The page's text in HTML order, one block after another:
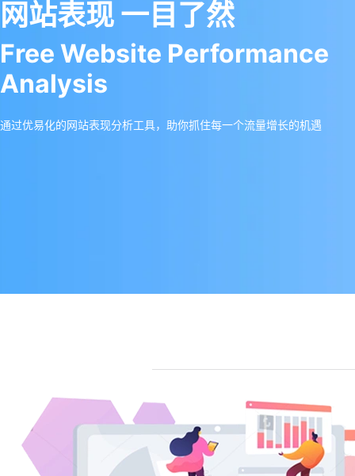
网站表现 一目了然
Free Website Performance
Analysis
通过优易化的网站表现分析工具，助你抓住每一个流量增长的机遇